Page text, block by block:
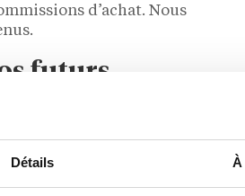
Détails À
d’achat. Nous
futurs
si je pourrais sortir
dans cette
Actuellement, nous